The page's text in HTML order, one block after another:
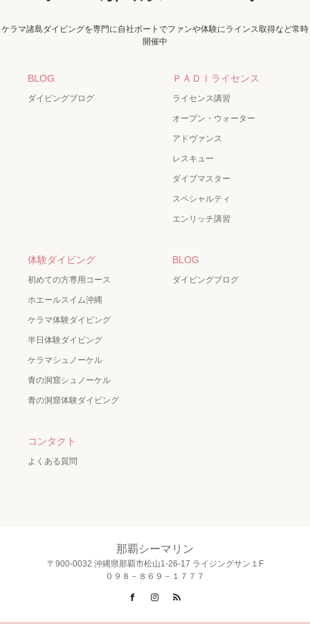
ケラマ諸島ダイビングを専門に自社ボートでファンや体験にラインス取得など常時
開催中
BLOG
ダイビングブログ
ＰＡＤＩライセンス
ライセンス講習
オープン・ウォーター
アドヴァンス
レスキュー
ダイブマスター
スペシャルティ
エンリッチ講習
体験ダイビング
初めての方専用コース
ホエールスイム沖縄
ケラマ体験ダイビング
半日体験ダイビング
ケラマシュノーケル
青の洞窟シュノーケル
青の洞窟体験ダイビング
BLOG
ダイビングブログ
コンタクト
よくある質問
那覇シーマリン
〒900-0032 沖縄県那覇市松山1-26-17 ライジングサン１F
０９８－８６９－１７７７
FacebookInstagram